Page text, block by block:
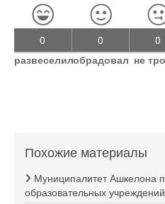
0
развеселил
0
обрадовал
0
не
Похожие материалы
Муниципалитет Ашкелона
образовательных учреждений